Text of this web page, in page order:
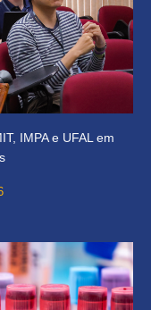
IMPA e UFAL em